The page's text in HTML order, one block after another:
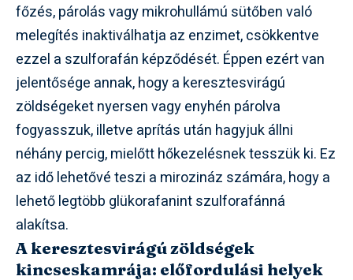
főzés, párolás vagy mikrohullámú sütőben való
melegítés inaktiválhatja az enzimet, csökkentve
ezzel a szulforafán képződését. Éppen ezért van
jelentősége annak, hogy a keresztesvirágú
zöldségeket nyersen vagy enyhén párolva
fogyasszuk, illetve aprítás után hagyjuk állni
néhány percig, mielőtt hőkezelésnek tesszük ki. Ez
az idő lehetővé teszi a mirozináz számára, hogy a
lehető legtöbb glükorafanint szulforafánná
alakítsa.
A keresztesvirágú zöldségek
kincseskamrája: előfordulási helyek